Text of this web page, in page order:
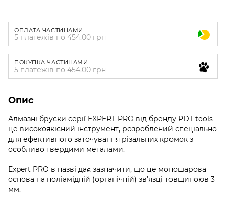
ОПЛАТА ЧАСТИНАМИ
5 платежів по 454.00 грн
ПОКУПКА ЧАСТИНАМИ
5 платежів по 454.00 грн
Опис
Алмазні бруски серії EXPERT PRO від бренду PDT tools -
це високоякісний інструмент, розроблений спеціально
для ефективного заточування різальних кромок з
особливо твердими металами.
Expert PRO в назві дає зазначити, що це моношарова
основа на поліамідній (органічній) зв’язці товщиноюв 3
мм.